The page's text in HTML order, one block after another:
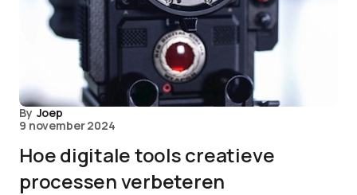
By Joep
9 november 2024
Hoe digitale tools creatieve
processen verbeteren